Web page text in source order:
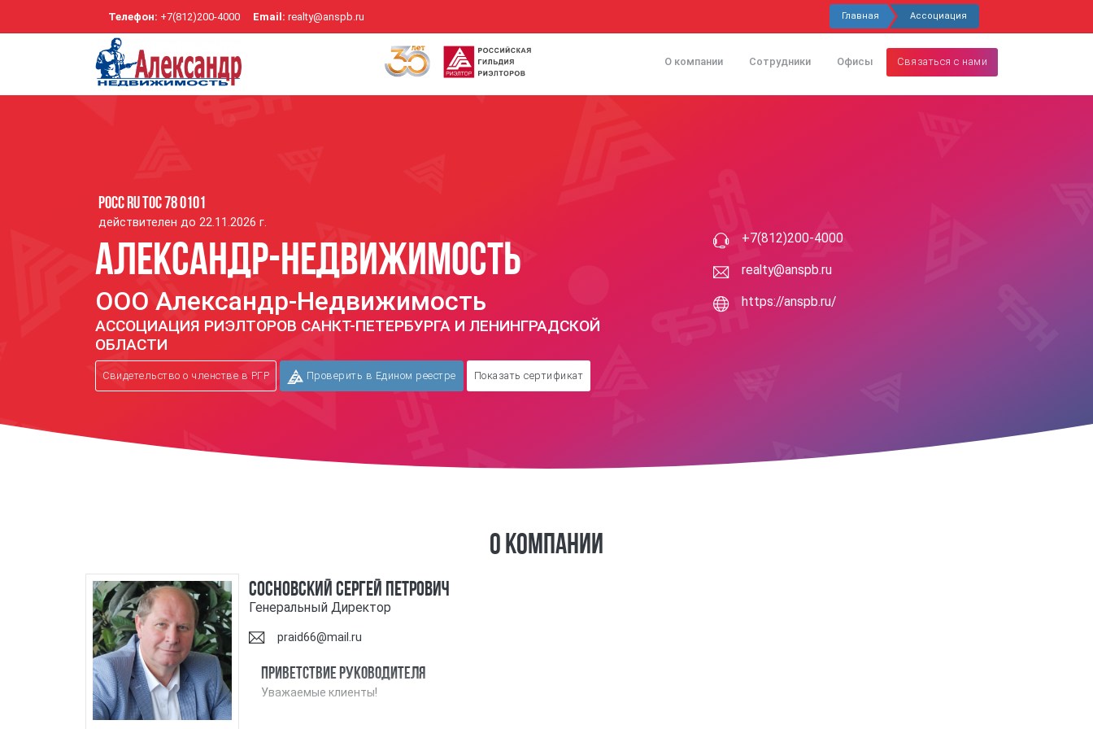
Телефон: +7(812)200-4000 Email: realty@anspb.ru Главная Ассоциация
О компании Сотрудники Офисы Связаться с нами
РОСС RU ТОС 78 0101
действителен до 22.11.2026 г.
Александр-Недвижимость
ООО Александр-Недвижимость
АССОЦИАЦИЯ РИЭЛТОРОВ САНКТ-ПЕТЕРБУРГА И ЛЕНИНГРАДСКОЙ
ОБЛАСТИ
Свидетельство о членстве в РГР Проверить в Едином реестре Показать сертификат
+7(812)200-4000
realty@anspb.ru
https://anspb.ru/
О компании
Сосновский Сергей Петрович
Генеральный Директор
praid66@mail.ru
Приветствие руководителя
Уважаемые клиенты!